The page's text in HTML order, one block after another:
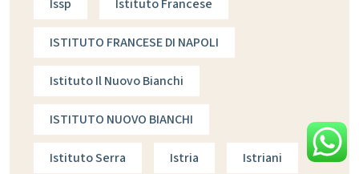
Issp Istituto Francese
ISTITUTO FRANCESE DI NAPOLI
Istituto Il Nuovo Bianchi
ISTITUTO NUOVO BIANCHI
Istituto Serra Istria Istriani